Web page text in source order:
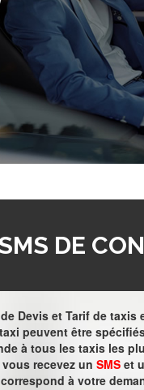
DE
Devis et Tarif de taxis
peuvent être
à tous les taxis les
recevez un SMS et
à votre